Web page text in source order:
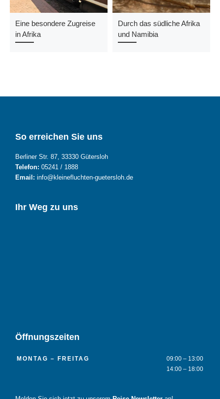
Eine besondere Zugreise
in Afrika
Durch das südliche Afrika
und Namibia
So erreichen Sie uns
Berliner Str. 87, 33330 Gütersloh
Telefon: 05241 / 1888
Email: info@kleinefluchten-guetersloh.de
Ihr Weg zu uns
Öffnungszeiten
MONTAG – FREITAG
09:00 – 13:00
14:00 – 18:00